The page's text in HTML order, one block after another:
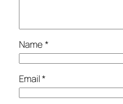
Name*
Email*